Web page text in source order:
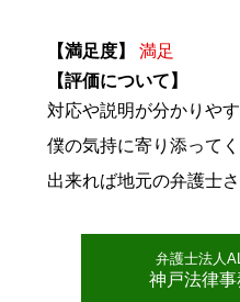
【満足度】
満足
【評価について】
対応や説明が分かりやす
僕の気持に寄り添ってく
出来れば地元の弁護士
弁護士法人
神戸法律